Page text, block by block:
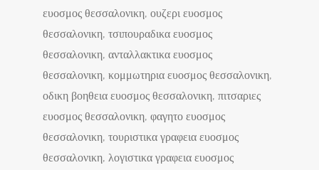
ευοσμος θεσσαλονικη, ουζερι ευοσμος
θεσσαλονικη, τσιπουραδικα ευοσμος
θεσσαλονικη, ανταλλακτικα ευοσμος
θεσσαλονικη, κομμωτηρια ευοσμος θεσσαλονικη,
οδικη βοηθεια ευοσμος θεσσαλονικη, πιτσαριες
ευοσμος θεσσαλονικη, φαγητο ευοσμος
θεσσαλονικη, τουριστικα γραφεια ευοσμος
θεσσαλονικη, λογιστικα γραφεια ευοσμος